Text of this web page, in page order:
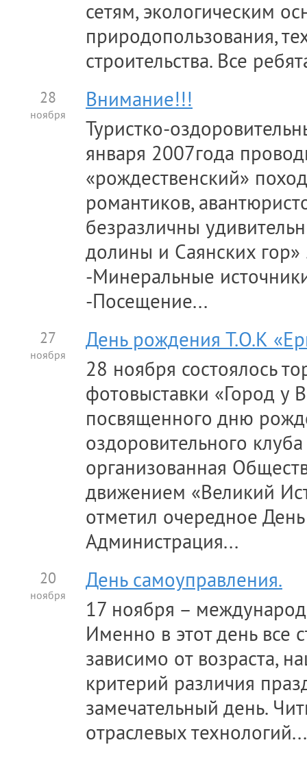
сетям, экологическим
природопользования,
строительства. Все
28
ноября
Внимание!!!
Туристко-
января 2007года
«рождественский»
романтиков,
безразличны
долины и Саянских
-Минеральные
-Посещение...
27
ноября
День рождения Т.О.К
28 ноября состоялось
фотовыставки «Город у
посвященного дню
оздоровительного
организованная
движением «Великий
отметил очередное
Администрация...
20
ноября
День самоуправления.
17 ноября –
Именно в этот день все
зависимо от возраста,
критерий различия
замечательный день.
отраслевых технологий...